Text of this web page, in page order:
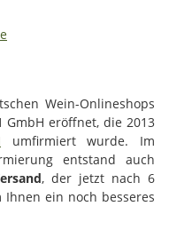
Wein-Onlineshops
GmbH eröffnet, die 2013
umfirmiert wurde. Im
entstand auch
, der jetzt nach 6
ein noch besseres